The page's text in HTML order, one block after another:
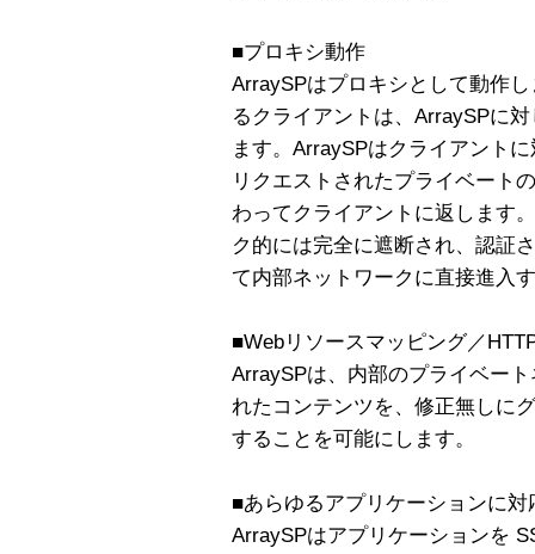
■プロキシ動作
ArraySPはプロキシとして動作
るクライアントは、ArraySPに
ます。ArraySPはクライアント
リクエストされたプライベート
わってクライアントに返します
ク的には完全に遮断され、認証
て内部ネットワークに直接進入
■Webリソースマッピング／
ArraySPは、内部のプライベー
れたコンテンツを、修正無しに
することを可能にします。
■あらゆるアプリケーションに対
ArraySPはアプリケーションを